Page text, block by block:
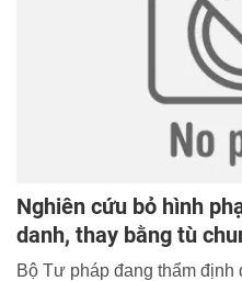
Nghiên cứu bỏ hình
danh, thay bằng tù
Bộ Tư pháp đang thẩm